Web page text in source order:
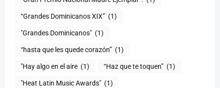
“Grandes Dominicanos XIX” (1)
"Grandes Dominicanos" (1)
(1)
"Hay algo en el aire (1) “Haz que te toquen” (1)
"Heat Latin Music Awards" (1)